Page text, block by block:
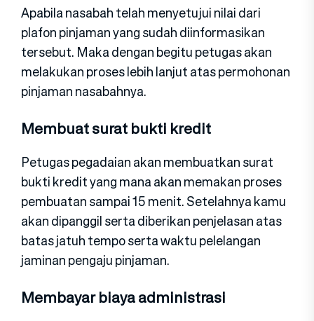
Apabila nasabah telah menyetujui nilai dari
plafon pinjaman yang sudah diinformasikan
tersebut. Maka dengan begitu petugas akan
melakukan proses lebih lanjut atas permohonan
pinjaman nasabahnya.
Membuat surat bukti kredit
Petugas pegadaian akan membuatkan surat
bukti kredit yang mana akan memakan proses
pembuatan sampai 15 menit. Setelahnya kamu
akan dipanggil serta diberikan penjelasan atas
batas jatuh tempo serta waktu pelelangan
jaminan pengaju pinjaman.
Membayar biaya administrasi